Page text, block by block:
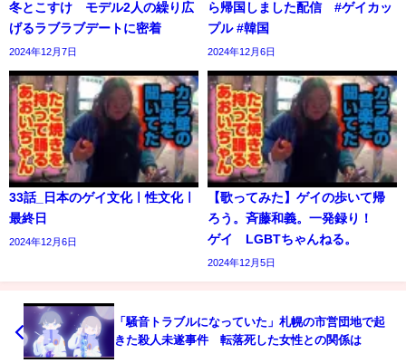
冬とこすけ モデル2人の繰り広
げるラブラブデートに密着
2024年12月7日
ら帰国しました配信 #ゲイカッ
プル #韓国
2024年12月6日
33話_日本のゲイ文化ㅣ性文化ㅣ
最終日
2024年12月6日
【歌ってみた】ゲイの歩いて帰
ろう。斉藤和義。一発録り！
ゲイ LGBTちゃんねる。
2024年12月5日
「騒音トラブルになっていた」札幌の市営団地で起
きた殺人未遂事件 転落死した女性との関係は